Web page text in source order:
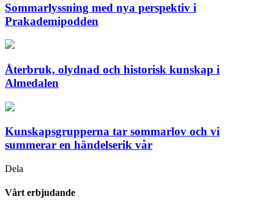
Sommarlyssning med nya perspektiv i
Prakademipodden
Återbruk, olydnad och historisk kunskap i
Almedalen
Kunskapsgrupperna tar sommarlov och vi
summerar en händelserik vår
Dela
Vårt erbjudande